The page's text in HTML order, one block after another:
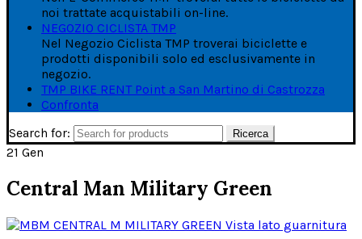
noi trattate acquistabili on-line.
NEGOZIO CICLISTA TMP
Nel Negozio Ciclista TMP troverai biciclette e
prodotti disponibili solo ed esclusivamente in
negozio.
TMP BIKE RENT Point a San Martino di Castrozza
Confronta
Search for:
Ricerca
21 Gen
Central Man Military Green